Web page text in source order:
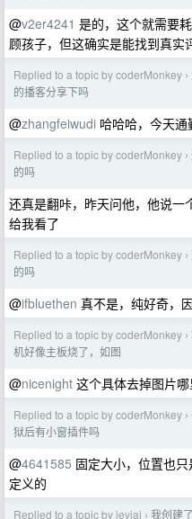
@v2er4241 是的，这个就需要
顾孩子，但这确实是能找到真实
Replied to a topic by coderMonkey ›
的播客分享下吗
@zhangfeiwudi 哈哈哈，今天
Replied to a topic by coderMonkey ›
的吗
还真是翻咔，昨天问他，他说一
给我看了
Replied to a topic by coderMonkey ›
的吗
@ifbluethen 真不是，纯好奇，
Replied to a topic by coderMonkey ›
机好像主板烧了，如图
@nicenight 这个具体去掉图片
Replied to a topic by coderMonkey ›
狱后有小窗插件吗
@4641585 固定大小，位置也
定义的
Replied to a topic by ievjai › 我创建